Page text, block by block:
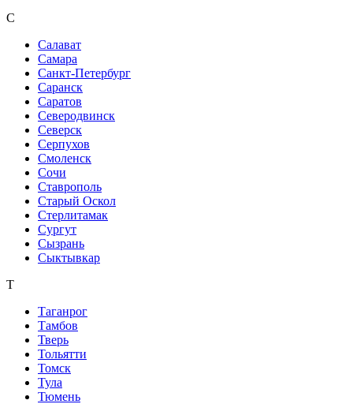
С
Салават
Самара
Санкт-Петербург
Саранск
Саратов
Северодвинск
Северск
Серпухов
Смоленск
Сочи
Ставрополь
Старый Оскол
Стерлитамак
Сургут
Сызрань
Сыктывкар
Т
Таганрог
Тамбов
Тверь
Тольятти
Томск
Тула
Тюмень